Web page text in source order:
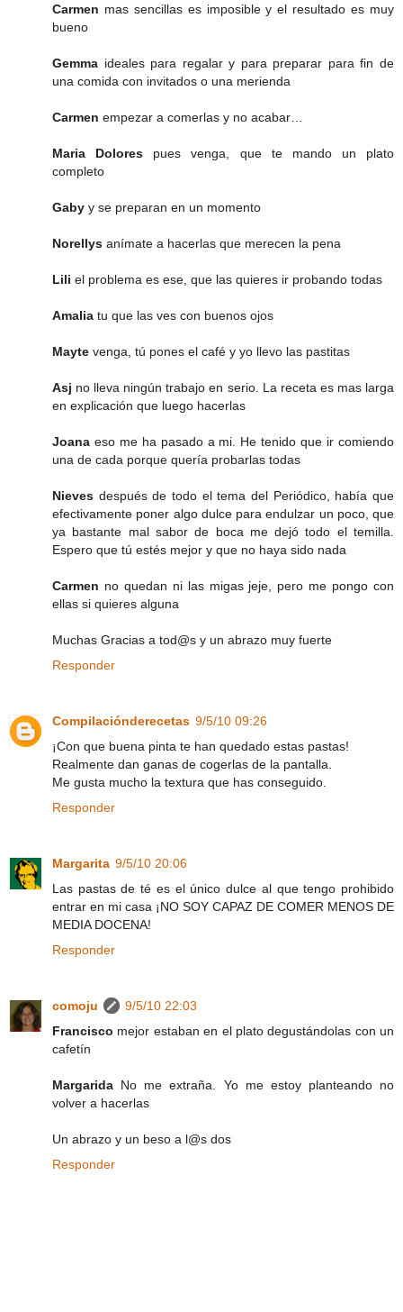
Carmen mas sencillas es imposible y el resultado es muy
bueno
Gemma ideales para regalar y para preparar para fin de
una comida con invitados o una merienda
Carmen empezar a comerlas y no acabar…
Maria Dolores pues venga, que te mando un plato
completo
Gaby y se preparan en un momento
Norellys anímate a hacerlas que merecen la pena
Lili el problema es ese, que las quieres ir probando todas
Amalia tu que las ves con buenos ojos
Mayte venga, tú pones el café y yo llevo las pastitas
Asj no lleva ningún trabajo en serio. La receta es mas larga
en explicación que luego hacerlas
Joana eso me ha pasado a mi. He tenido que ir comiendo
una de cada porque quería probarlas todas
Nieves después de todo el tema del Periódico, había que
efectivamente poner algo dulce para endulzar un poco, que
ya bastante mal sabor de boca me dejó todo el temilla.
Espero que tú estés mejor y que no haya sido nada
Carmen no quedan ni las migas jeje, pero me pongo con
ellas si quieres alguna
Muchas Gracias a tod@s y un abrazo muy fuerte
Responder
Compilaciónderecetas 9/5/10 09:26
¡Con que buena pinta te han quedado estas pastas!
Realmente dan ganas de cogerlas de la pantalla.
Me gusta mucho la textura que has conseguido.
Responder
Margarita 9/5/10 20:06
Las pastas de té es el único dulce al que tengo prohibido
entrar en mi casa ¡NO SOY CAPAZ DE COMER MENOS DE
MEDIA DOCENA!
Responder
comoju
9/5/10 22:03
Francisco mejor estaban en el plato degustándolas con un
cafetín
Margarida No me extraña. Yo me estoy planteando no
volver a hacerlas
Un abrazo y un beso a l@s dos
Responder